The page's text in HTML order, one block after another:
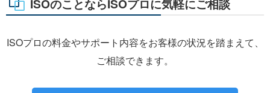
ISOのことならISOプロに気軽にご相談
ISOプロの料金やサポート内容をお客様の状況を踏まえて、
ご相談できます。